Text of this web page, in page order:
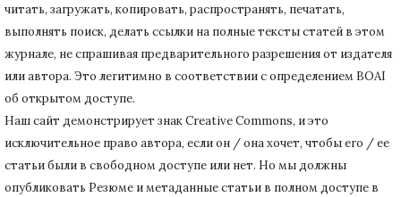
читать, загружать, копировать, распространять, печатать,
выполнять поиск, делать ссылки на полные тексты статей в этом
журнале, не спрашивая предварительного разрешения от издателя
или автора. Это легитимно в соответствии с определением BOAI
об открытом доступе.
Наш сайт демонстрирует знак Creative Commons, и это
исключительное право автора, если он / она хочет, чтобы его / ее
статьи были в свободном доступе или нет. Но мы должны
опубликовать Резюме и метаданные статьи в полном доступе в